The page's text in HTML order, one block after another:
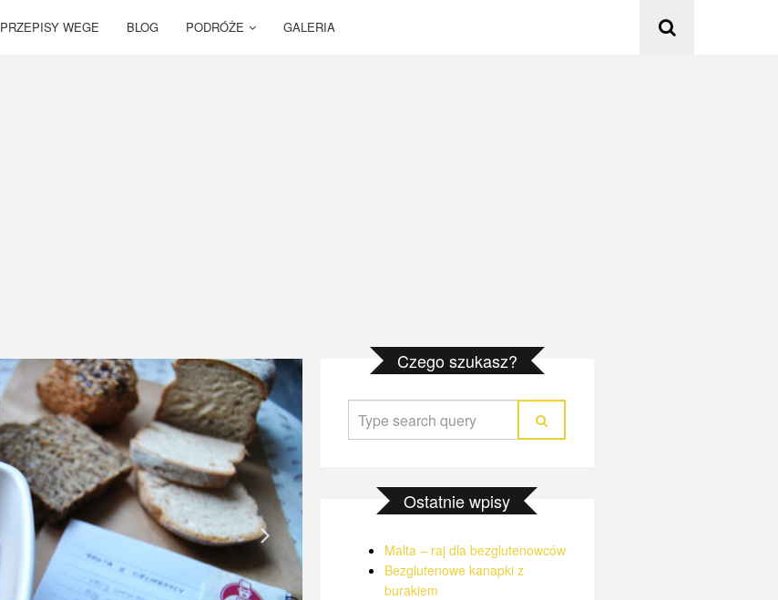
PRZEPISY WEGE BLOG PODRÓŻE GALERIA
Czego szukasz?
Ostatnie wpisy
Malta – raj dla bezglutenowców
Bezglutenowe kanapki z
burakiem